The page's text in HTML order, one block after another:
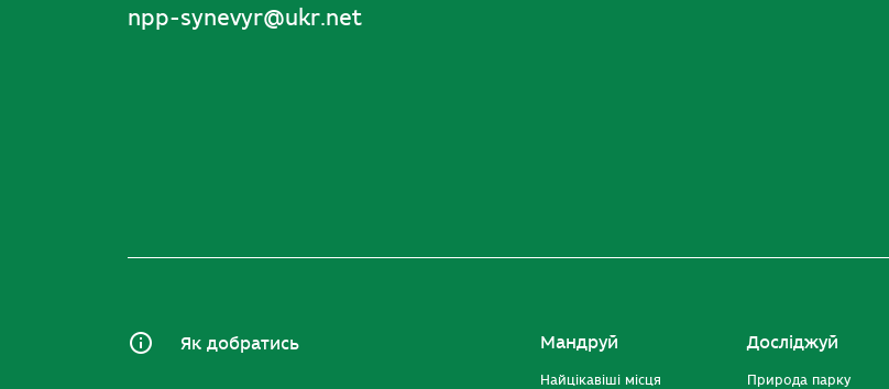
npp-synevyr@ukr.net
Як добратись Мандруй
Найцікавіші місця
Досліджуй
Природа парку